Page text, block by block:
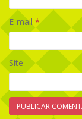
E-mail *
Site